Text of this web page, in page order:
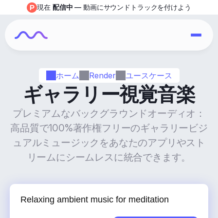
ホーム Render ユースケース
ギャラリー視覚音楽
プレミアムなバックグラウンドオーディオ：
高品質で100%著作権フリーのギャラリービジ
ュアルミュージックをあなたのアプリやスト
リームにシームレスに統合できます。
現在 配信中 — 動画にサウンドトラックを付けよう